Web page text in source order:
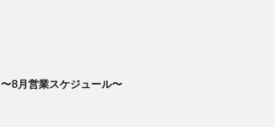
〜8月営業スケジュール〜